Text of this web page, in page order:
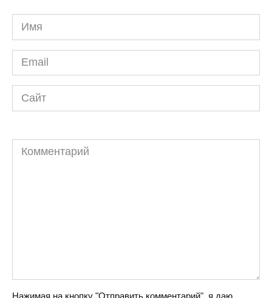
Имя
*
Email
*
Сайт
Комментарий
Нажимая на кнопку "Отправить комментарий", я даю